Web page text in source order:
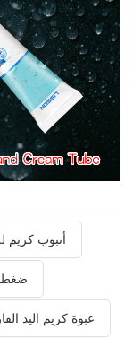
أنبوب كريم
ضغط
عبوة كريم اليد